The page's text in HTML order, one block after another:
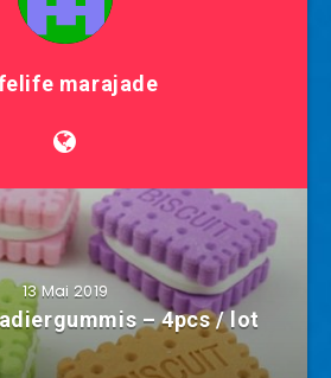
marajade
13 Mai 2019
– 4pcs / lot